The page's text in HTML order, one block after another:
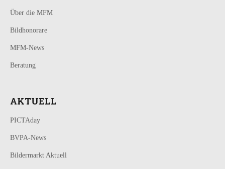
Über die MFM
Bildhonorare
MFM-News
Beratung
AKTUELL
PICTAday
BVPA-News
Bildermarkt Aktuell